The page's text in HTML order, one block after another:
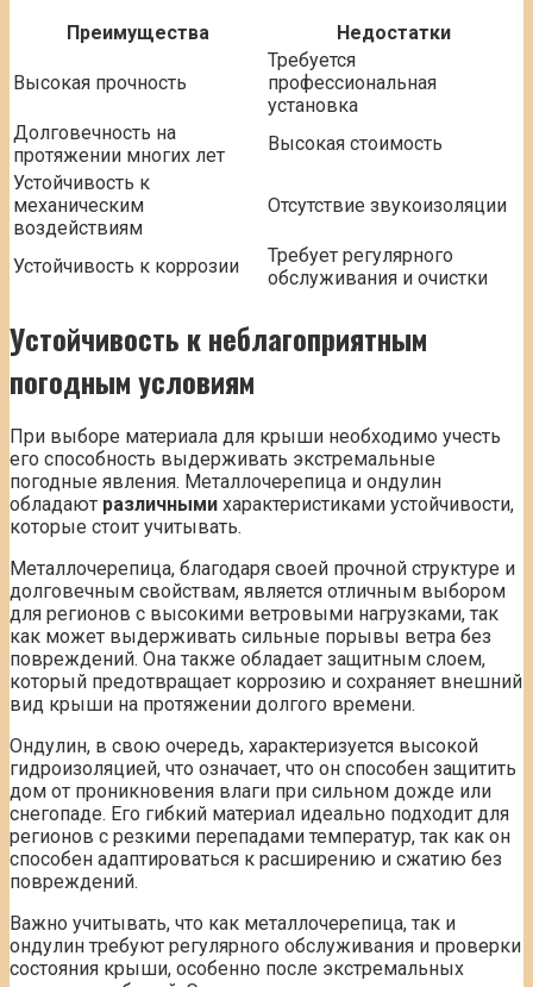
Преимущества
Недостатки
Высокая прочность
Требуется
профессиональная
установка
Долговечность на
протяжении многих лет
Высокая стоимость
Устойчивость к
механическим
воздействиям
Отсутствие звукоизоляции
Устойчивость к коррозии
Требует регулярного
обслуживания и очистки
Устойчивость к неблагоприятным
погодным условиям
При выборе материала для крыши необходимо учесть
его способность выдерживать экстремальные
погодные явления. Металлочерепица и ондулин
обладают различными характеристиками устойчивости,
которые стоит учитывать.
Металлочерепица, благодаря своей прочной структуре и
долговечным свойствам, является отличным выбором
для регионов с высокими ветровыми нагрузками, так
как может выдерживать сильные порывы ветра без
повреждений. Она также обладает защитным слоем,
который предотвращает коррозию и сохраняет внешний
вид крыши на протяжении долгого времени.
Ондулин, в свою очередь, характеризуется высокой
гидроизоляцией, что означает, что он способен защитить
дом от проникновения влаги при сильном дожде или
снегопаде. Его гибкий материал идеально подходит для
регионов с резкими перепадами температур, так как он
способен адаптироваться к расширению и сжатию без
повреждений.
Важно учитывать, что как металлочерепица, так и
ондулин требуют регулярного обслуживания и проверки
состояния крыши, особенно после экстремальных